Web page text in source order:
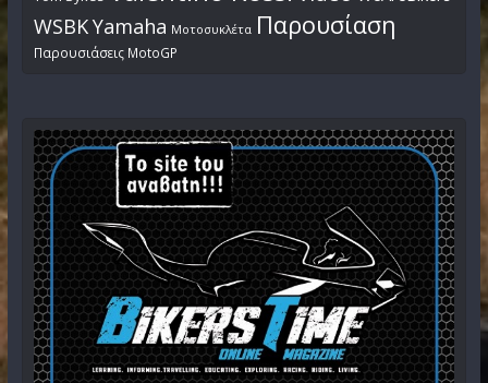
WSBKYamaha Μοτοσυκλέτα Παρουσίαση
Παρουσιάσεις MotoGP